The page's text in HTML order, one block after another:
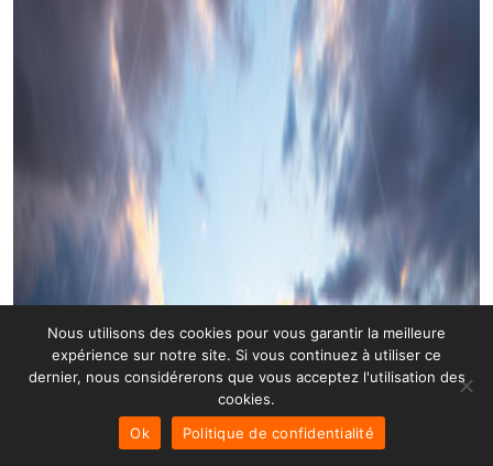
Nous utilisons des cookies pour vous garantir la meilleure
expérience sur notre site. Si vous continuez à utiliser ce
dernier, nous considérerons que vous acceptez l'utilisation des
cookies.
Ok
Politique de confidentialité